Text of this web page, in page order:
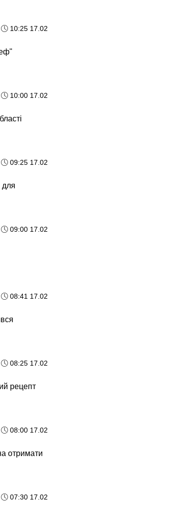
10:25 17.02
10:00 17.02
09:25 17.02
для
09:00 17.02
08:41 17.02
08:25 17.02
рецепт
08:00 17.02
отримати
07:30 17.02